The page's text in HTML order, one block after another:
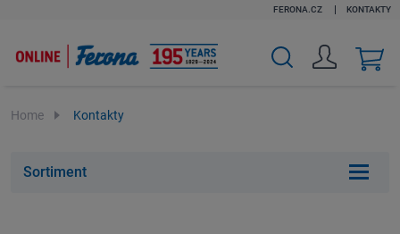
v
FERONA.CZ KONTAKTY
Home Kontakty
Sortiment